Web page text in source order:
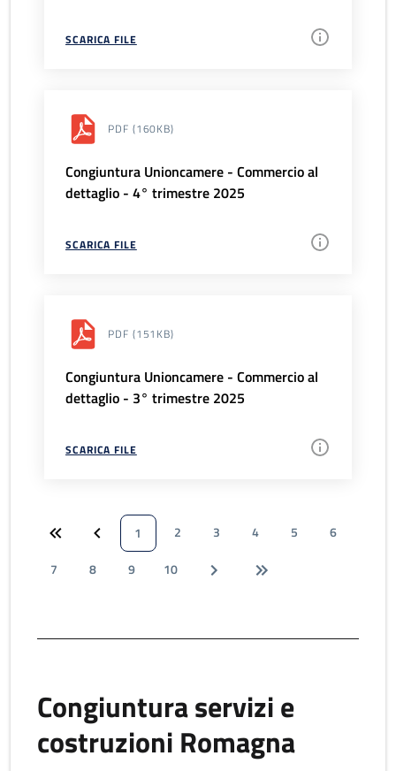
SCARICA FILE
PDF (160KB)
Congiuntura Unioncamere - Commercio al
dettaglio - 4° trimestre 2025
SCARICA FILE
PDF (151KB)
Congiuntura Unioncamere - Commercio al
dettaglio - 3° trimestre 2025
SCARICA FILE
1 2 3 4 5
6
7
8 9 10
Congiuntura servizi e
costruzioni Romagna